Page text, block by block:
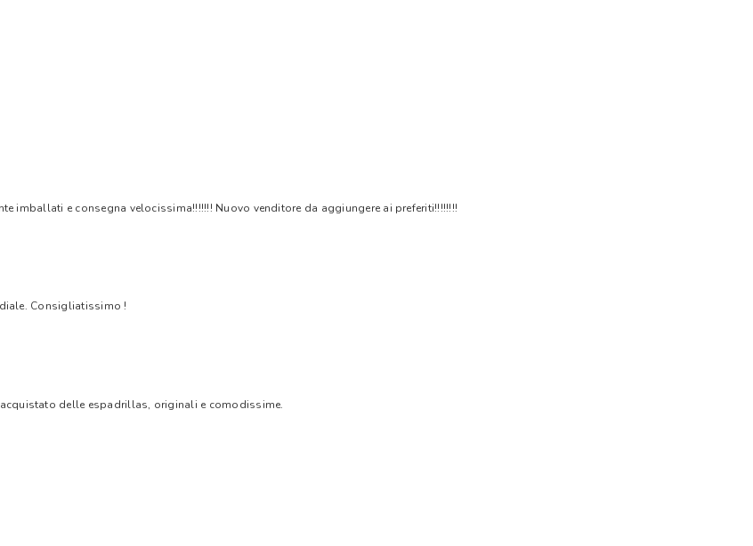
imballati e consegna velocissima!!!!!!! Nuovo venditore da aggiungere ai preferiti!!!!!!!!
Consigliatissimo !
delle espadrillas, originali e comodissime.